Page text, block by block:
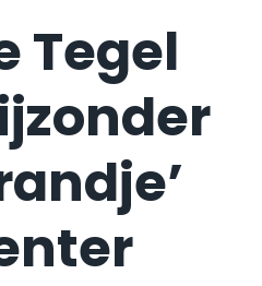
Tegel